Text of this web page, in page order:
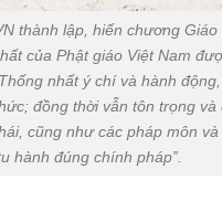
thành lập, hiến chương
của Phật giáo Việt Nam
nhất ý chí và hành
đồng thời vẫn tôn trọng và
cũng như các pháp môn
hành đúng chính pháp”.